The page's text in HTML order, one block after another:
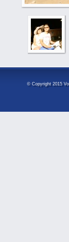
© Copyright 2015